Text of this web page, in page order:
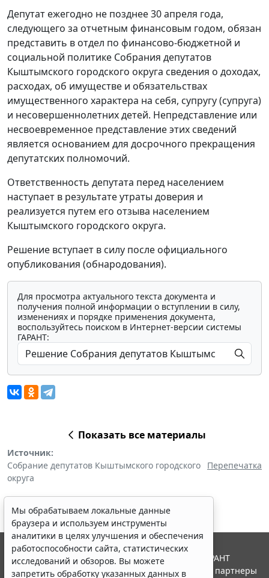
Депутат ежегодно не позднее 30 апреля года,
следующего за отчетным финансовым годом, обязан
представить в отдел по финансово-бюджетной и
социальной политике Собрания депутатов
Кыштымского городского округа сведения о доходах,
расходах, об имуществе и обязательствах
имущественного характера на себя, супругу (супруга)
и несовершеннолетних детей. Непредставление или
несвоевременное представление этих сведений
является основанием для досрочного прекращения
депутатских полномочий.
Ответственность депутата перед населением
наступает в результате утраты доверия и
реализуется путем его отзыва населением
Кыштымского городского округа.
Решение вступает в силу после официального
опубликования (обнародования).
Для просмотра актуального текста документа и
получения полной информации о вступлении в силу,
изменениях и порядке применения документа,
воспользуйтесь поиском в Интернет-версии системы
ГАРАНТ:
Показать все материалы
Источник:
Собрание депутатов Кыштымского городского
округа
Перепечатка
Мы обрабатываем локальные данные
браузера и используем инструменты
аналитики в целях улучшения и обеспечения
работоспособности сайта, статистических
исследований и обзоров. Вы можете
запретить обработку указанных данных в
© ООО "НПП "ГАРАНТ-СЕРВИС", 2026. Система ГАРАНТ
выпускается с 1990 года. Компания "Гарант" и ее партнеры